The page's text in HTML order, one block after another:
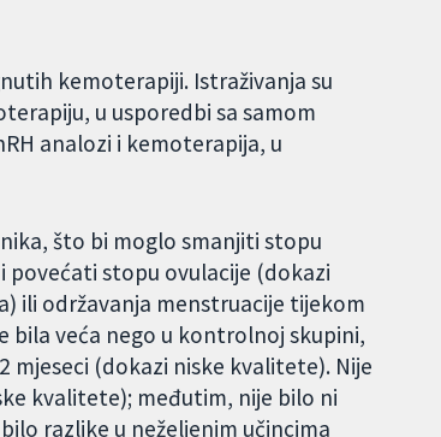
kemoterapiji. Istraživanja su
u usporedbi sa samom
analozi i kemoterapija, u
što bi moglo smanjiti stopu
stopu ovulacije (dokazi
ili održavanja menstruacije tijekom
bila veća nego u kontrolnoj skupini,
mjeseci (dokazi niske kvalitete). Nije
kvalitete); međutim, nije bilo ni
razlike u neželjenim učincima